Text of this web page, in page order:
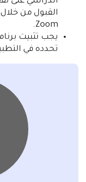
القبول من
Zoom.
تحدده في